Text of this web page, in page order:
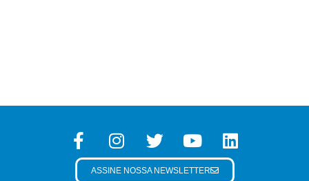
ASSINE NOSSA NEWSLETTER